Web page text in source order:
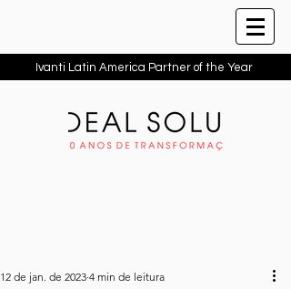
Ivanti Latin America Partner of the Year
12 de jan. de 2023 4 min de leitura